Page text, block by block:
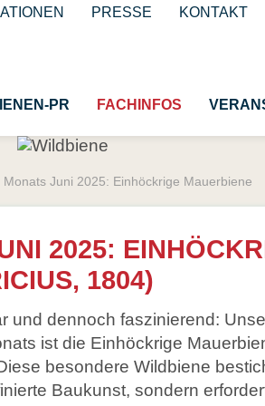
PRESSE KONTAKT
PR FACHINFOS
Bestäubung
Insektenschutzgesetz von
Wespen und Hornissen
Schmetterlinge
Käfer
Insekt des Jahres
Glossar
Juni 2025: Einhöckrige Mauerbiene
2025:
1804)
und dennoch faszinierend:
ist die Einhöckrige
besondere Wildbiene
Baukunst, sondern